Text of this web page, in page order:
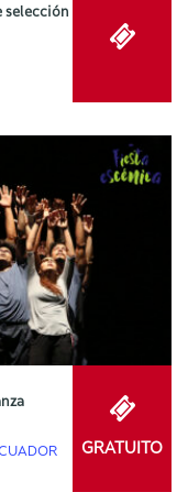
selección
GRATUITO